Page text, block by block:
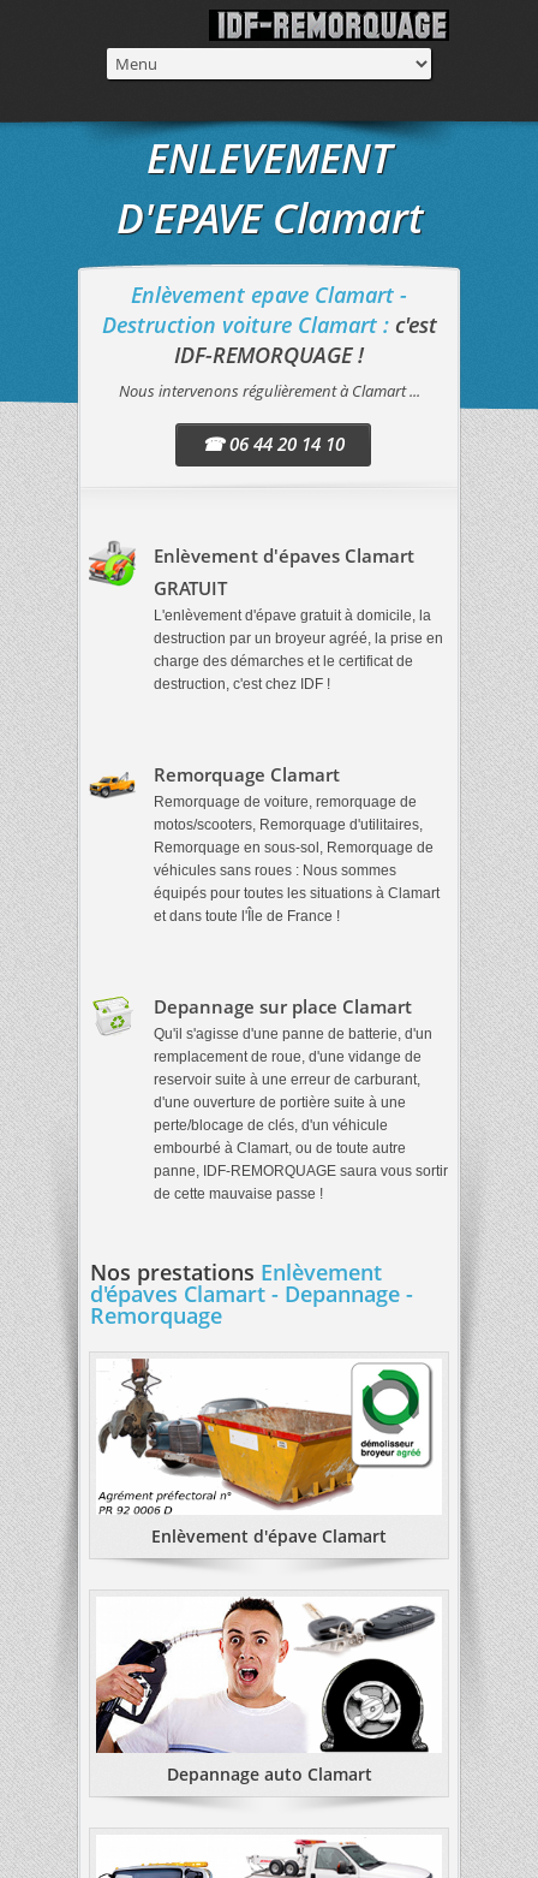
ENLEVEMENT
D'EPAVE Clamart
Enlèvement epave Clamart -
Destruction voiture Clamart : c'est
IDF-REMORQUAGE !
Nous intervenons régulièrement à Clamart ...
☎ 06 44 20 14 10
Enlèvement d'épaves Clamart
GRATUIT
L'enlèvement d'épave gratuit à domicile, la
destruction par un broyeur agréé, la prise en
charge des démarches et le certificat de
destruction, c'est chez IDF !
Remorquage Clamart
Remorquage de voiture, remorquage de
motos/scooters, Remorquage d'utilitaires,
Remorquage en sous-sol, Remorquage de
véhicules sans roues : Nous sommes
équipés pour toutes les situations à Clamart
et dans toute l'Île de France !
Depannage sur place Clamart
Qu'il s'agisse d'une panne de batterie, d'un
remplacement de roue, d'une vidange de
reservoir suite à une erreur de carburant,
d'une ouverture de portière suite à une
perte/blocage de clés, d'un véhicule
embourbé à Clamart, ou de toute autre
panne, IDF-REMORQUAGE saura vous sortir
de cette mauvaise passe !
Nos prestations Enlèvement
d'épaves Clamart - Depannage -
Remorquage
Enlèvement d'épave Clamart
Depannage auto Clamart